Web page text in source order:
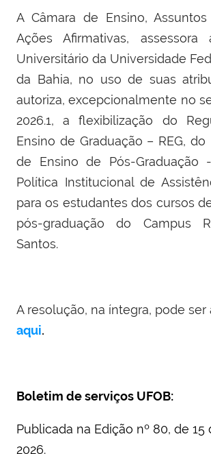
A Câmara de Ensino,
Ações Afirmativas, assessora
Universitário da Universidade
da Bahia, no uso de suas
autoriza, excepcionalmente no
2026.1, a flexibilização do
Ensino de Graduação – REG,
de Ensino de Pós-Graduação
Política Institucional de
para os estudantes dos cursos
pós-graduação do Campus
Santos.
A resolução, na íntegra, pode ser
aqui.
Boletim de serviços UFOB:
Publicada na Edição nº 80, de 15
2026.